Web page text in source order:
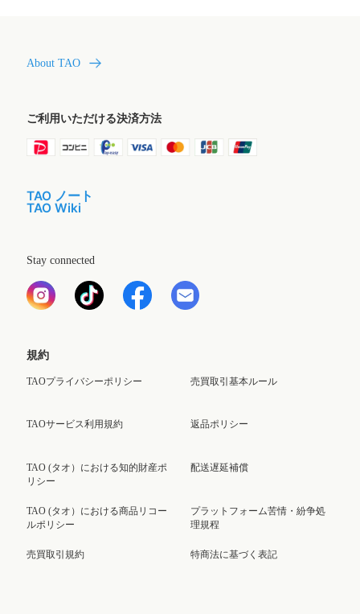
About TAO
ご利用いただける決済方法
TAO ノート
TAO Wiki
Stay connected
規約
TAOプライバシーポリシー
TAOサービス利用規約
TAO (タオ）における知的財産ポ
リシー
TAO (タオ）における商品リコー
ルポリシー
売買取引規約
売買取引基本ルール
返品ポリシー
配送遅延補償
プラットフォーム苦情・紛争処
理規程
特商法に基づく表記